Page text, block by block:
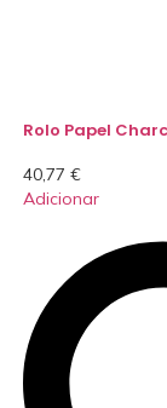
Rolo Papel
40,77 €
Adicionar